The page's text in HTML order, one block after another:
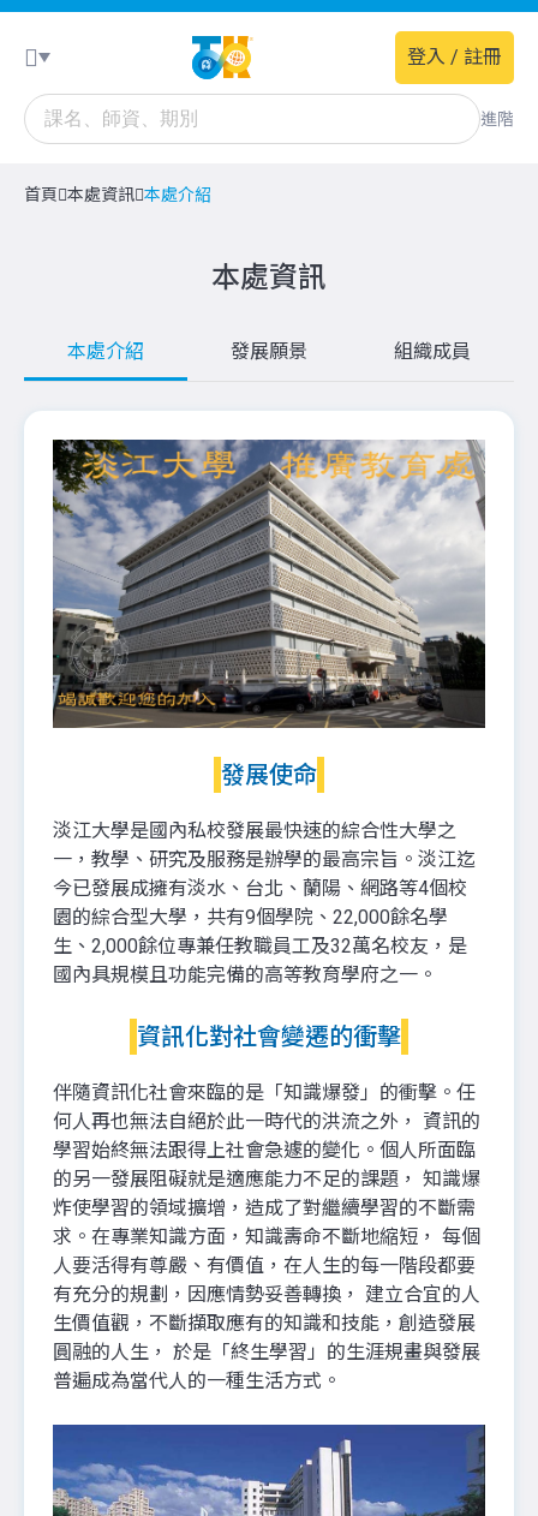
進階
登入 / 註冊
首頁 本處資訊 本處介紹
本處資訊
本處介紹 發展願景 組織成員
發展使命
淡江大學是國內私校發展最快速的綜合性大學之
一，教學、研究及服務是辦學的最高宗旨。淡江迄
今已發展成擁有淡水、台北、蘭陽、網路等4個校
園的綜合型大學，共有9個學院、22,000餘名學
生、2,000餘位專兼任教職員工及32萬名校友，是
國內具規模且功能完備的高等教育學府之一。
資訊化對社會變遷的衝擊
伴隨資訊化社會來臨的是「知識爆發」的衝擊。任
何人再也無法自絕於此一時代的洪流之外， 資訊的
學習始終無法跟得上社會急遽的變化。個人所面臨
的另一發展阻礙就是適應能力不足的課題， 知識爆
炸使學習的領域擴增，造成了對繼續學習的不斷需
求。在專業知識方面，知識壽命不斷地縮短， 每個
人要活得有尊嚴、有價值，在人生的每一階段都要
有充分的規劃，因應情勢妥善轉換， 建立合宜的人
生價值觀，不斷擷取應有的知識和技能，創造發展
圓融的人生， 於是「終生學習」的生涯規畫與發展
普遍成為當代人的一種生活方式。